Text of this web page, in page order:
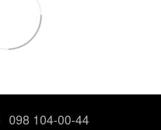
098 104-00-44